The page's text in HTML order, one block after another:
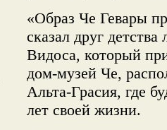
«Образ Че Гевары
сказал друг
Видоса, который
дом-музей Че,
Альта-Грасия, где
лет своей жизни.